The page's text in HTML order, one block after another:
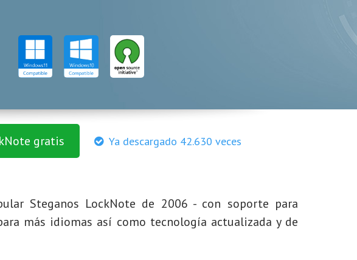
gratis Ya descargado 42.630 veces
Steganos LockNote de 2006 - con soporte para
más idiomas así como tecnología actualizada y de